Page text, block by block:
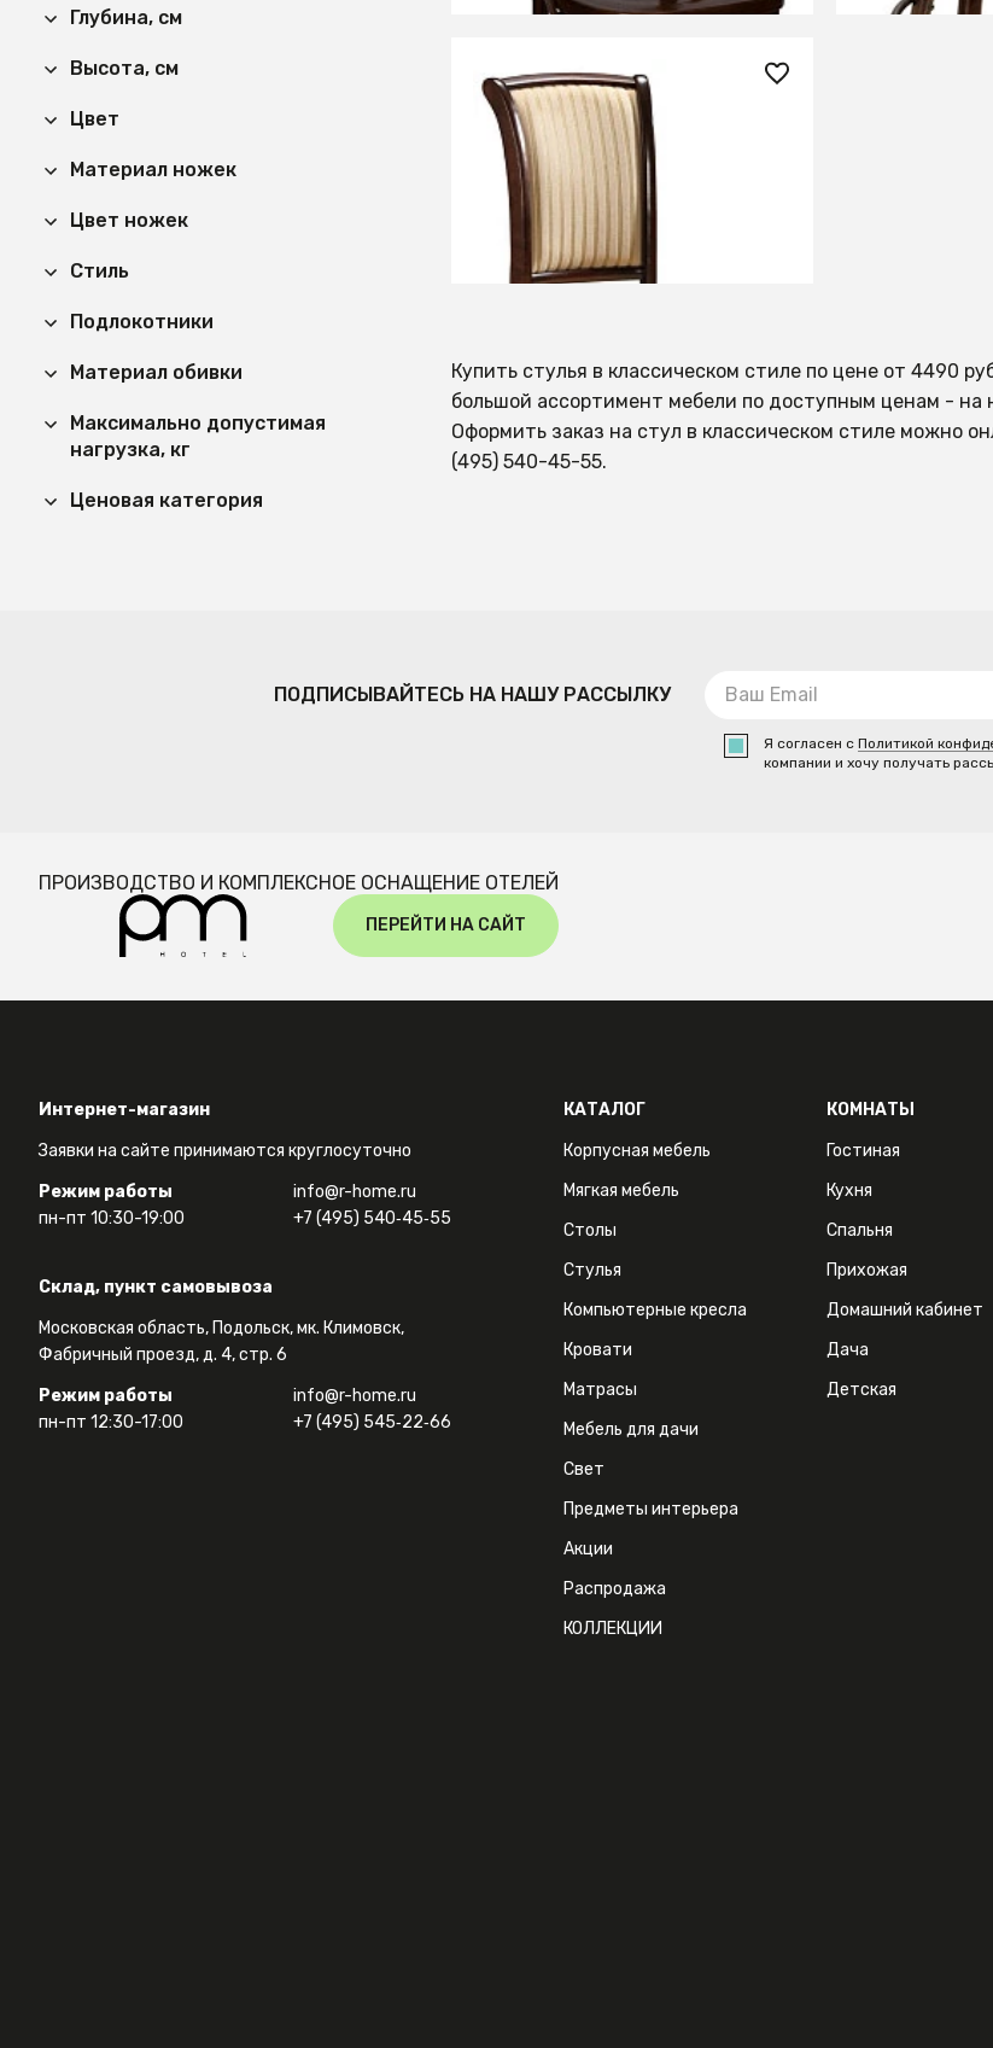
Глубина, см
Высота, см
Цвет
Материал ножек
Цвет ножек
Стиль
Подлокотники
Материал обивки
Максимально допустимая
нагрузка, кг
Ценовая категория
15 590 ₽
Стул кухонный MN-SC (темный
орех/T19)
СООБЩИТЬ О ПОСТУПЛЕНИИ
Временно отсутствует
Купить стулья в классическом стиле по цене от 4490
большой ассортимент мебели по доступным ценам -
Оформить заказ на стул в классическом стиле можно
(495) 540-45-55.
ПОДПИСЫВАЙТЕСЬ НА НАШУ РАССЫЛКУ
Я согласен с Политикой
компании и хочу получать
ПРОИЗВОДСТВО И КОМПЛЕКСНОЕ ОСНАЩЕНИЕ ОТЕЛЕЙ
ПЕРЕЙТИ НА САЙТ
Интернет-магазин
Заявки на сайте принимаются круглосуточно
Режим работы
пн-пт 10:30-19:00
info@r-home.ru
+7 (495) 540‑45‑55
Склад, пункт самовывоза
Московская область, Подольск, мк. Климовск,
Фабричный проезд, д. 4, стр. 6
Режим работы
пн-пт 12:30-17:00
info@r-home.ru
+7 (495) 545‑22‑66
КАТАЛОГ
Корпусная мебель
Мягкая мебель
Столы
Стулья
Компьютерные кресла
Кровати
Матрасы
Мебель для дачи
Свет
Предметы интерьера
Акции
Распродажа
КОЛЛЕКЦИИ
КОМНАТЫ
Гостиная
Кухня
Спальня
Прихожая
Домашний кабинет
Дача
Детская